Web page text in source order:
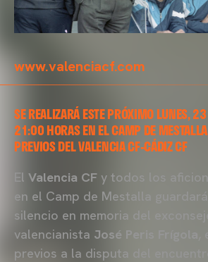
www.valenciacf.com
SE REALIZARÁ ESTE PRÓXIMO LUNES,
21:00 HORAS EN EL CAMP DE
PREVIOS DEL VALENCIA CF-CÁDIZ CF
El Valencia CF y todos los
en el Camp de Mestalla
silencio en memoria del
valencianista José Peris Frígola
previos a la disputa del